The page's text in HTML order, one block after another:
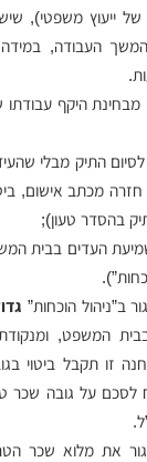
של ייעוץ משפטי),
העבודה,
היקף עבודתו
לסיום התיק מבלי
חזרה מכתב אישום,
בהסדר טעון);
העדים בבית
ב”ניהול הוכחות”
המשפט,
זו תקבל ביטוי
לסכם על גובה שכר
את מלוא שכר